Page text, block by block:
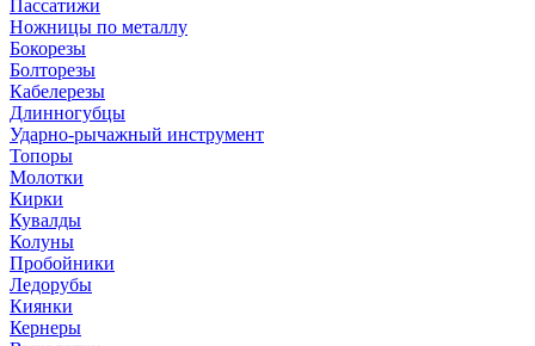
Пассатижи
Ножницы по металлу
Бокорезы
Болторезы
Кабелерезы
Длинногубцы
Ударно-рычажный инструмент
Топоры
Молотки
Кирки
Кувалды
Колуны
Пробойники
Ледорубы
Киянки
Кернеры